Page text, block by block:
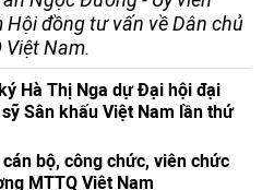
đồng tư vấn về Dân chủ
Việt Nam.
Hà Thị Nga dự Đại hội đại
Sân khấu Việt Nam lần thứ
bộ, công chức, viên chức
MTTQ Việt Nam